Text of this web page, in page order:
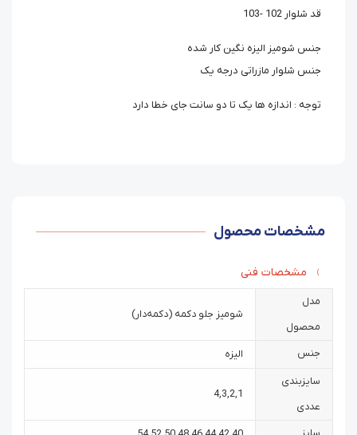
قد شلوار 102 -103
جنس شومیز الیزه نگین کار شده
جنس شلوار مازراتی درجه یک
توجه : اندازه ها یک تا دو سانت جای خطا دارد
مشخصات محصول
مشخصات فنی
مدل
محصول
شومیز جلو دکمه (دکمه‌دار)
جنس الیزه
سایزبندی
عددی
1
,
2
,
3
,
4